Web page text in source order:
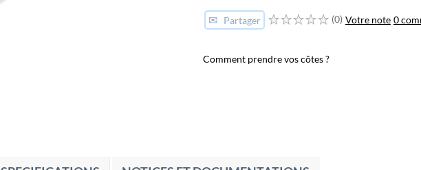
✉ Partager (0) Votre note 0
Comment prendre vos côtes ?